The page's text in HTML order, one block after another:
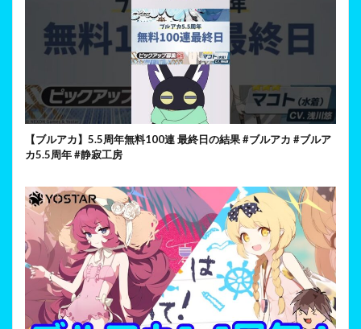
【ブルアカ】5.5周年無料100連 最終日の結果 #ブルアカ #ブルア
カ5.5周年 #静寂工房